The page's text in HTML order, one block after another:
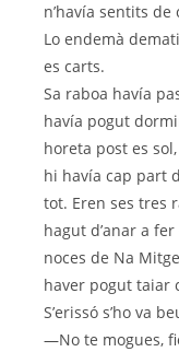
n’havía sentits
Lo endemà
es carts.
Sa raboa havía
havía pogut
horeta post es
hi havía cap part
tot. Eren ses tres
hagut d’anar a
noces de Na
haver pogut taiar
S’erissó s’ho va
—No te mogues,